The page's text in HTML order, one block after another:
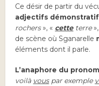
Ce désir de partir du
adjectifs
rochers», « cetteterre»,
de scène où Sganarelle
éléments dont il parle.
L’anaphore du
voilà vouspar exemple